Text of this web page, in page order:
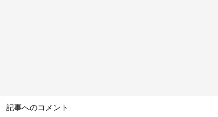
記事へのコメント